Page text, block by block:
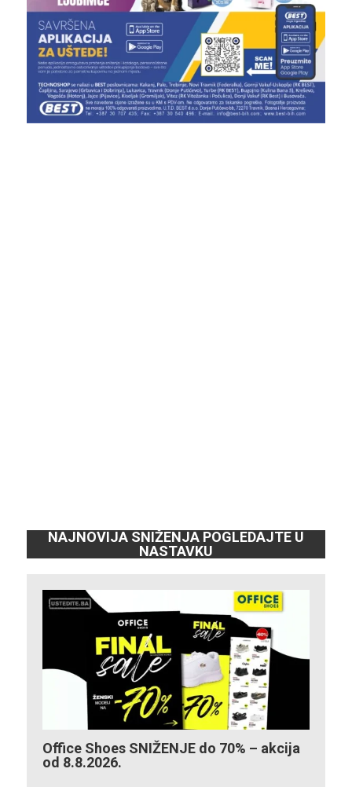
NAJNOVIJA SNIŽENJA POGLEDAJTE U
NASTAVKU
Office Shoes SNIŽENJE do 70% – akcija
od 8.8.2026.